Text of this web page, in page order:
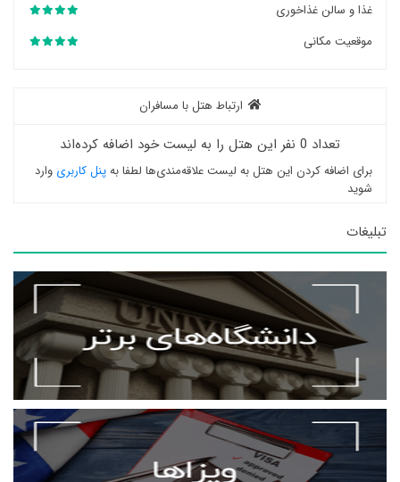
غذا و سالن غذاخوری
موقعیت مکانی
ارتباط هتل با مسافران
تعداد 0 نفر این هتل را به لیست خود اضافه کرده‌اند
برای اضافه کردن این هتل به لیست علاقه‌مندی‌ها لطفا بهپنل کاربری وارد
شوید
تبلیغات